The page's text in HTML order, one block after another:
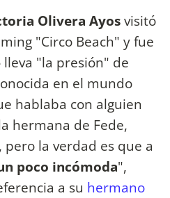
Olivera Ayosvisitó
"Circo Beach" y fue
"la presión" de
en el mundo
hablaba con alguien
hermana de Fede,
pero la verdad es que a
poco incómoda",
a su hermano